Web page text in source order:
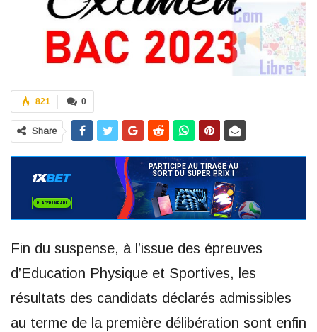
0
821
Share
Fin du suspense, à l’issue des épreuves
d’Education Physique et Sportives, les
résultats des candidats déclarés admissibles
au terme de la première délibération sont enfin